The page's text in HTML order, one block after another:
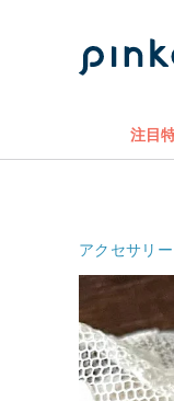
注目
アクセサリ